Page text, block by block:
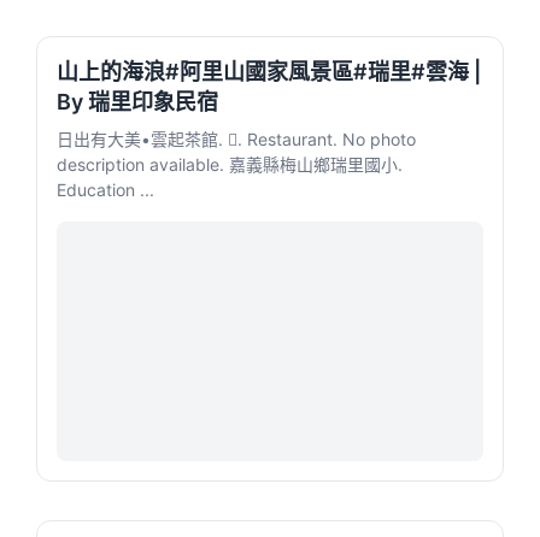
山上的海浪#阿里山國家風景區#瑞里#雲海 |
By 瑞里印象民宿
日出有大美•雲起茶館. 󱢏. Restaurant. No photo
description available. 嘉義縣梅山鄉瑞里國小.
Education ...